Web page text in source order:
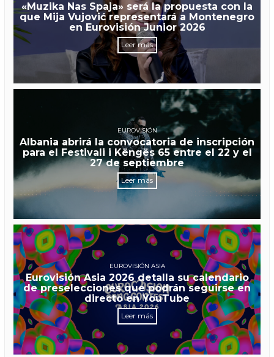
«Muzika Nas Spaja» será la propuesta con la
que Mija Vujović representará a Montenegro
en Eurovisión Junior 2026
Leer más
EUROVISIÓN
Albania abrirá la convocatoria de inscripción
para el Festivali i Këngës 65 entre el 22 y el
27 de septiembre
Leer más
EUROVISIÓN ASIA
Eurovisión Asia 2026 detalla su calendario
de preselecciones que podrán seguirse en
directo en YouTube
Leer más